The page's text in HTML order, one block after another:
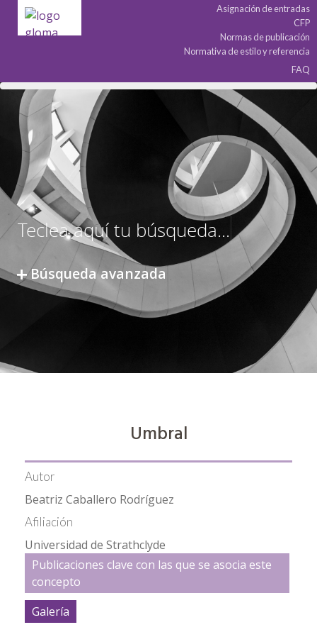
Asignación de entradas
CFP
Normas de publicación
Normativa de estilo y referencia
FAQ
Búsqueda avanzada
Umbral
Autor
Beatriz Caballero Rodríguez
Afiliación
Universidad de Strathclyde
Publicaciones clave con las que se asocia este
concepto
Galería